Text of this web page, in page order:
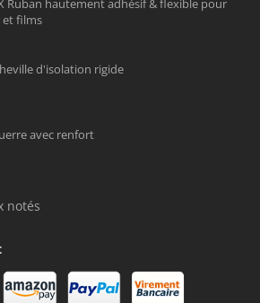
Ruban hautement adhésif & flexible pour
et films
d'isolation rigide
avec renfort
notés